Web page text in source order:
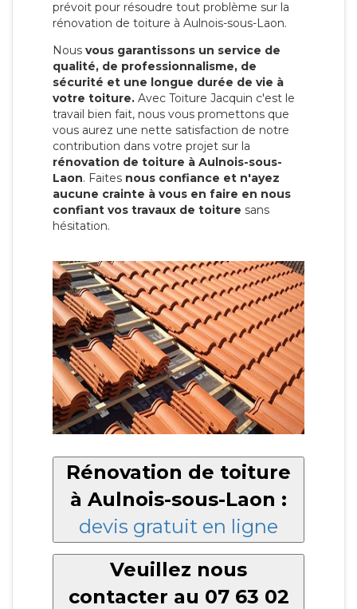
prévoit pour résoudre tout problème sur la
rénovation de toiture à Aulnois-sous-Laon.
Nous vous garantissons un service de
qualité, de professionnalisme, de
sécurité et une longue durée de vie à
votre toiture. Avec Toiture Jacquin c'est le
travail bien fait, nous vous promettons que
vous aurez une nette satisfaction de notre
contribution dans votre projet sur la
rénovation de toiture à Aulnois-sous-
Laon. Faites nous confiance et n'ayez
aucune crainte à vous en faire en nous
confiant vos travaux de toiture sans
hésitation.
Rénovation de toiture
à Aulnois-sous-Laon :
devis gratuit en ligne
Veuillez nous
contacter au 07 63 02